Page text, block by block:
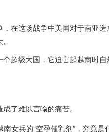
在这场战争中美国对于南亚
超级大国，它迫害起越南时自
了难以言喻的痛苦。